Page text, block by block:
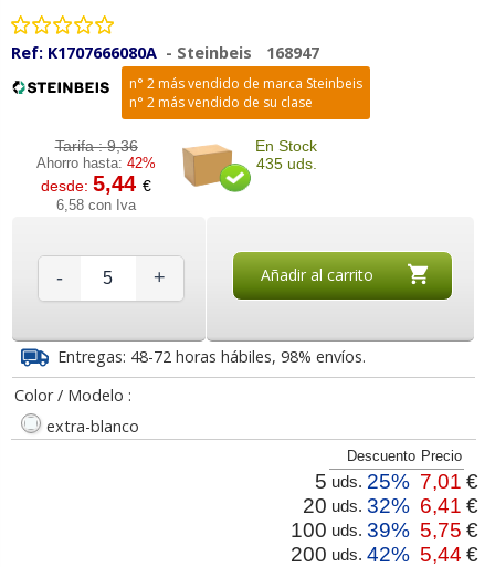
Ref: K1707666080A - Steinbeis 168947
n° 2 más vendido de marca Steinbeis
n° 2 más vendido de su clase
Tarifa :9,36
Ahorro hasta:42%
desde:5,44€
6,58 con Iva
En Stock
435 uds.
- + Añadir al carrito
Entregas: 48-72 horas hábiles, 98% envíos.
Color / Modelo :
extra-blanco
Descuento Precio
5 uds. 25% 7,01 €
20 uds. 32% 6,41 €
100 uds. 39% 5,75 €
200 uds. 42% 5,44 €